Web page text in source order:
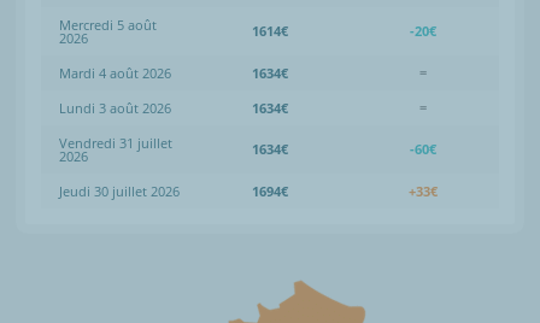
Mercredi 5 août
2026 1614€ -20€
Mardi 4 août 2026 1634€
=
Lundi 3 août 2026
1634€
=
Vendredi 31 juillet
2026 1634€ -60€
Jeudi 30 juillet 2026 1694€ +33€